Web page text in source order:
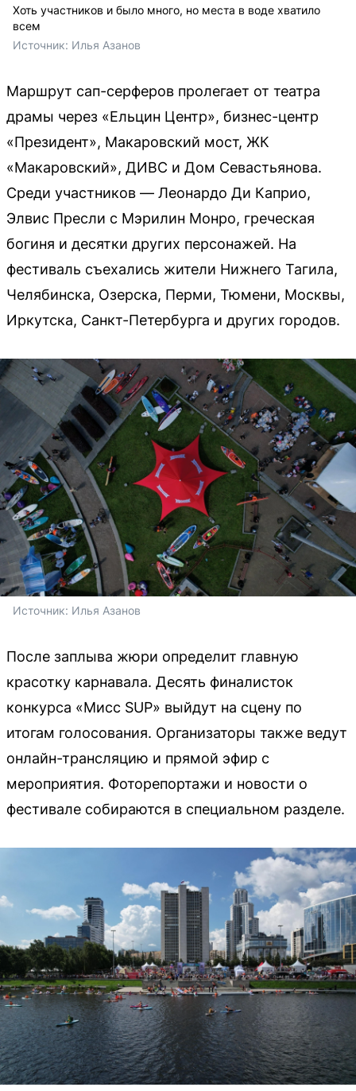
Хоть участников и было много, но места в воде хватило
всем
Источник: Илья Азанов
Маршрут сап-серферов пролегает от театра
драмы через «Ельцин Центр», бизнес-центр
«Президент», Макаровский мост, ЖК
«Макаровский», ДИВС и Дом Севастьянова.
Среди участников — Леонардо Ди Каприо,
Элвис Пресли с Мэрилин Монро, греческая
богиня и десятки других персонажей. На
фестиваль съехались жители Нижнего Тагила,
Челябинска, Озерска, Перми, Тюмени, Москвы,
Иркутска, Санкт-Петербурга и других городов.
Источник: Илья Азанов
После заплыва жюри определит главную
красотку карнавала. Десять финалисток
конкурса «Мисс SUP» выйдут на сцену по
итогам голосования. Организаторы также ведут
онлайн-трансляцию и прямой эфир с
мероприятия. Фоторепортажи и новости о
фестивале собираются в специальном разделе.